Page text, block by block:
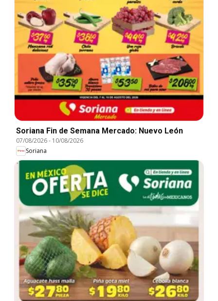
Soriana Fin de Semana Mercado: Nuevo León
07/08/2026- 10/08/2026
Soriana